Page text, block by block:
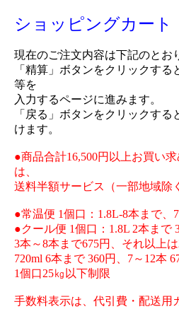
ショッピングカート
現在のご注文内容は下記のとお
「精算」ボタンをクリックす
等を
入力するページに進みます。
「戻る」ボタンをクリックす
けます。
●商品合計16,500円以上お買い
は、
送料半額サービス（一部地域除
●常温便 1個口：1.8L-8本まで、
●クール便 1個口：1.8L 2本まで
3本～8本まで675円、それ以上
720ml 6本まで 360円、7～12本
1個口25㎏以下制限
手数料表示は、代引費・配送用